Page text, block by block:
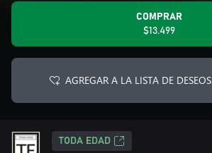
COMPRAR
$13.499
AGREGAR A LA LISTA DE DESEOS
TODA EDAD